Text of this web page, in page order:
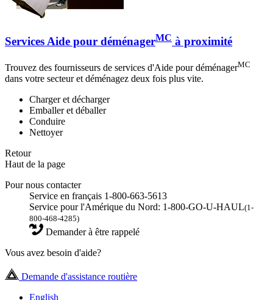
Services Aide pour déménagerMC à proximité
Trouvez des fournisseurs de services d'Aide pour déménagerMC
dans votre secteur et déménagez deux fois plus vite.
Charger et décharger
Emballer et déballer
Conduire
Nettoyer
Retour
Haut de la page
Pour nous contacter
Service en français 1-800-663-5613
Service pour l'Amérique du Nord: 1-800-GO-U-HAUL(1-
800-468-4285)
Demander à être rappelé
Vous avez besoin d'aide?
Demande d'assistance routière
English